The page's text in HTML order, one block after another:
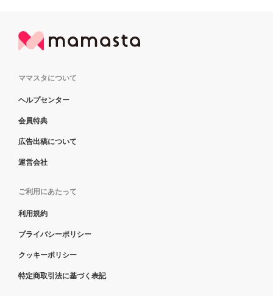
ママスタについて
ヘルプセンター
会員特典
広告出稿について
運営会社
ご利用にあたって
利用規約
プライバシーポリシー
クッキーポリシー
特定商取引法に基づく表記